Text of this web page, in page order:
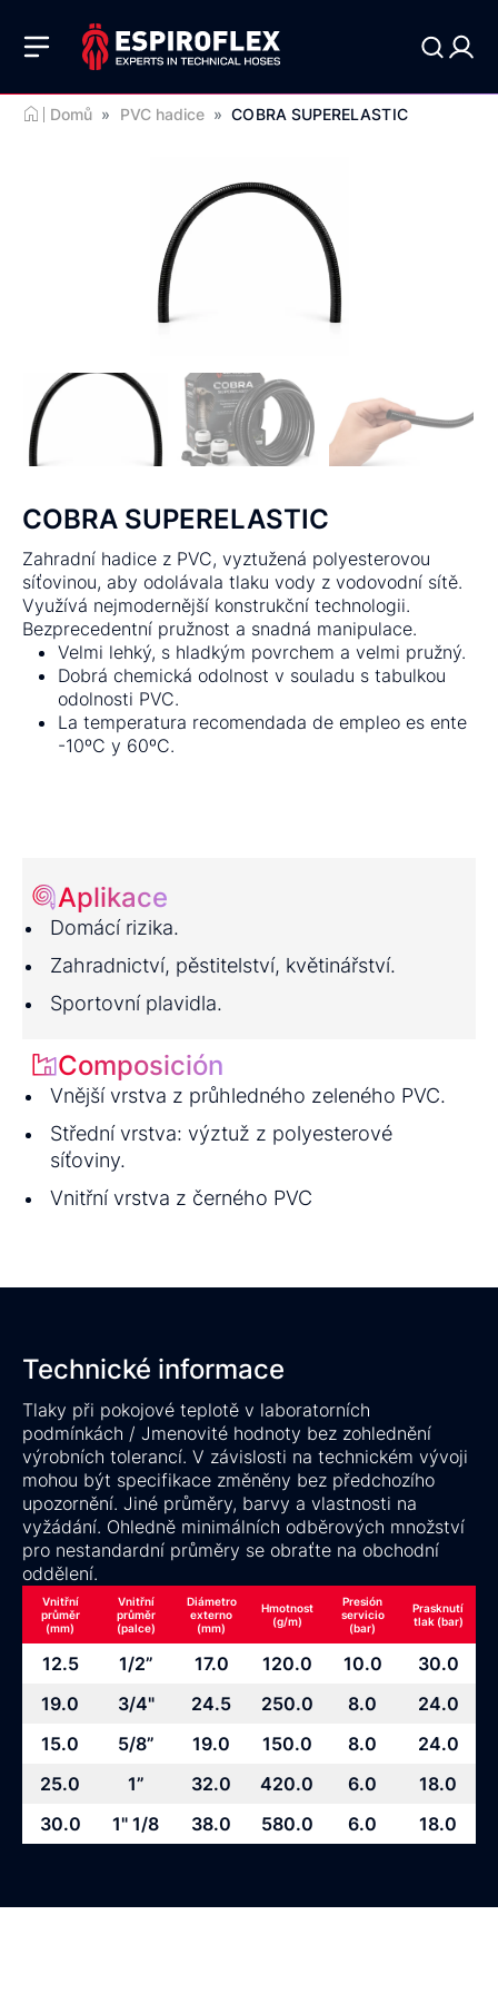
Domů » PVC hadice » COBRA SUPERELASTIC
COBRA SUPERELASTIC
Zahradní hadice z PVC, vyztužená polyesterovou
síťovinou, aby odolávala tlaku vody z vodovodní sítě.
Využívá nejmodernější konstrukční technologii.
Bezprecedentní pružnost a snadná manipulace.
Velmi lehký, s hladkým povrchem a velmi pružný.
Dobrá chemická odolnost v souladu s tabulkou
odolnosti PVC.
La temperatura recomendada de empleo es ente
-10ºC y 60ºC.
Aplikace
Domácí rizika.
Zahradnictví, pěstitelství, květinářství.
Sportovní plavidla.
Composición
Vnější vrstva z průhledného zeleného PVC.
Střední vrstva: výztuž z polyesterové
síťoviny.
Vnitřní vrstva z černého PVC
Technické informace
Tlaky při pokojové teplotě v laboratorních
podmínkách / Jmenovité hodnoty bez zohlednění
výrobních tolerancí. V závislosti na technickém vývoji
mohou být specifikace změněny bez předchozího
upozornění. Jiné průměry, barvy a vlastnosti na
vyžádání. Ohledně minimálních odběrových množství
pro nestandardní průměry se obraťte na obchodní
oddělení.
Vnitřní
průměr
(mm)
Vnitřní
průměr
(palce)
Diámetro
externo
(mm)
Hmotnost
(g/m)
Presión
servicio
(bar)
Prasknutí
tlak (bar)
12.5 1/2” 17.0 120.0 10.0
30.0
19.0
3/4" 24.5 250.0 8.0
24.0
15.0
5/8” 19.0 150.0 8.0
24.0
25.0
1” 32.0 420.0 6.0
18.0
30.0
1" 1/8 38.0 580.0 6.0 18.0